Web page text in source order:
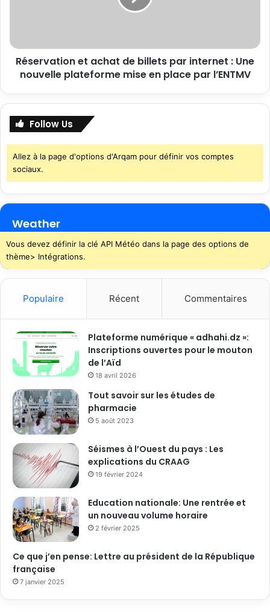
Réservation et achat de billets par internet : Une
nouvelle plateforme mise en place par l’ENTMV
Follow Us
Allez à la page d'options d'Arqam pour définir vos comptes
sociaux.
Weather
Vous devez définir la clé API Météo dans la page des options de
thème> Intégrations.
Populaire Récent Commentaires
Plateforme numérique « adhahi.dz »:
Inscriptions ouvertes pour le mouton
de l’Aïd
18 avril 2026
Tout savoir sur les études de
pharmacie
5 août 2023
Séismes à l’Ouest du pays : Les
explications du CRAAG
19 février 2024
Education nationale: Une rentrée et
un nouveau volume horaire
2 février 2025
Ce que j’en pense: Lettre au président de la République
française
7 janvier 2025